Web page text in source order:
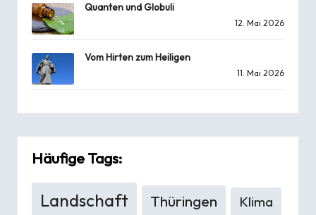
Quanten und Globuli
12. Mai 2026
Vom Hirten zum Heiligen
11. Mai 2026
Häufige Tags:
Landschaft Thüringen Klima